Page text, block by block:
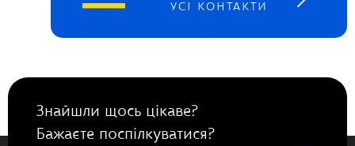
УСІ КОНТАКТИ
Знайшли щось цікаве?
Бажаєте поспілкуватися?